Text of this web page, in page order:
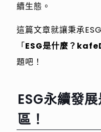
續生態。
這篇文章就讓秉承
「ESG是什麼？
題吧！
ESG永續發
區！